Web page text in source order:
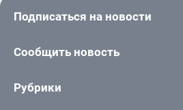
Подписаться на новости
Сообщить новость
Рубрики